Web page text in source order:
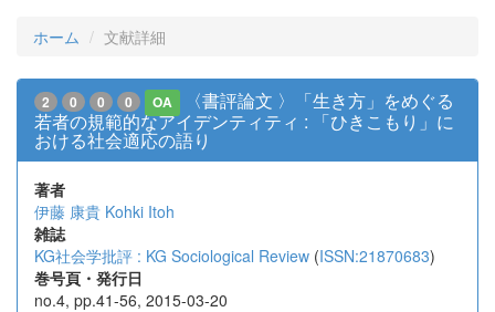
ホーム 文献詳細
2 0 0 0 OA
〈書評論文 〉「生き方」をめぐる
若者の規範的なアイデンティティ : 「ひきこもり」に
おける社会適応の語り
著者
伊藤 康貴 Kohki Itoh
雑誌
KG社会学批評 : KG Sociological Review (ISSN:21870683)
巻号頁・発行日
no.4, pp.41-56, 2015-03-20